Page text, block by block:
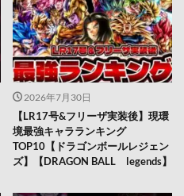
2026年7月30日
【LR17号&フリーザ実装後】現環
境最強キャラランキング
TOP10【ドラゴンボールレジェン
ズ】【DRAGON BALL legends】